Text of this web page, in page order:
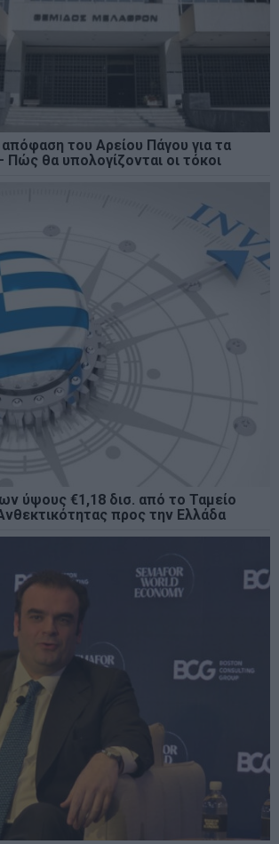
του Αρείου Πάγου για τα
Πώς θα υπολογίζονται οι τόκοι
ύψους €1,18 δισ. από το Ταμείο
προς την Ελλάδα